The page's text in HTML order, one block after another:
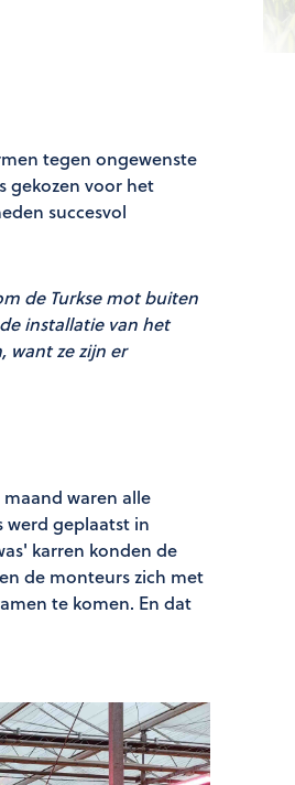
tegen ongewenste
gekozen voor het
succesvol
de Turkse mot buiten
installatie van het
want ze zijn er
waren alle
werd geplaatst in
karren konden de
de monteurs zich met
te komen. En dat